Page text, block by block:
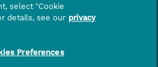
per azioni con socio unico
1,000,000 interamente
select "Cookie
details, see our privacy
Preferences